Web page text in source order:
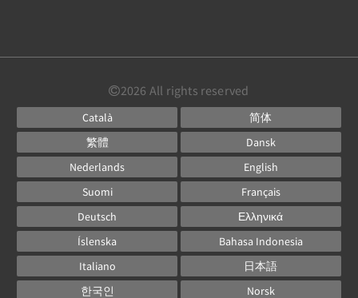
2026 All rights reserved
Català
简体
繁體
Dansk
Nederlands
English
Suomi
Français
Deutsch
Ελληνικά
Íslenska
Bahasa Indonesia
Italiano
日本語
한국인
Norsk